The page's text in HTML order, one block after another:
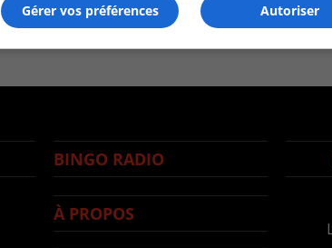
BINGO RADIO
À PROPOS
Autoriser
Gérer vos préférences